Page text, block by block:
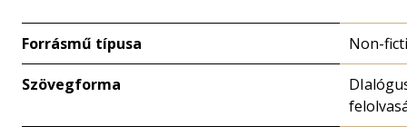
Forrásmű típusa Non-
Szövegforma